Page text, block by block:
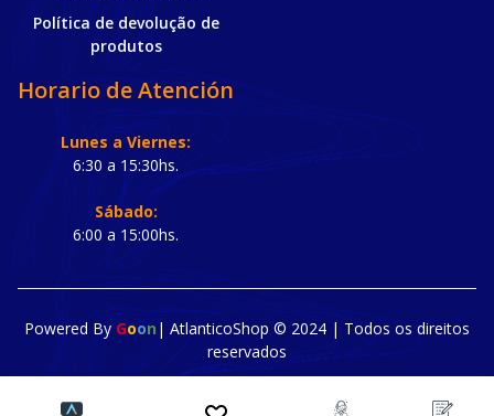
Política de devolução de
produtos
Horario de Atención
Lunes a Viernes:
6:30 a 15:30hs.
Sábado:
6:00 a 15:00hs.
Powered ByGoon | AtlanticoShop © 2024 | Todos os direitos
reservados